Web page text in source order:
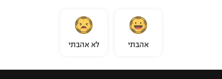
אהבתי לא אהבתי